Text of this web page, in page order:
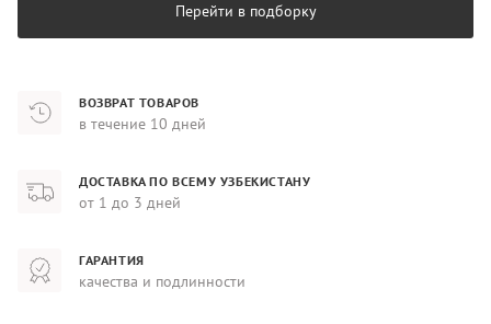
Перейти в подборку
ВОЗВРАТ ТОВАРОВ
в течение 10 дней
ДОСТАВКА ПО ВСЕМУ УЗБЕКИСТАНУ
от 1 до 3 дней
ГАРАНТИЯ
качества и подлинности